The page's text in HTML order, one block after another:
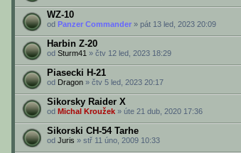
WZ-10
od Panzer Commander » pát 13 led, 2023 20:09
Harbin Z-20
od Sturm41 » čtv 12 led, 2023 18:29
Piasecki H-21
od Dragon » čtv 5 led, 2023 20:17
Sikorsky Raider X
od Michal Kroužek » úte 21 dub, 2020 17:36
Sikorski CH-54 Tarhe
od Juris » stř 11 úno, 2009 10:33